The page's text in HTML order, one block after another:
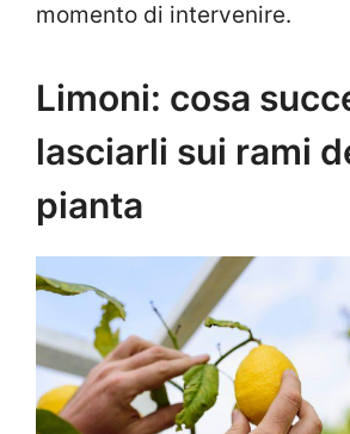
momento di intervenire.
Limoni: cosa
lasciarli sui rami
pianta